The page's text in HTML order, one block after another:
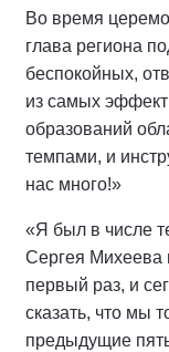
Во время
глава региона
беспокойных,
из самых
образований
темпами, и
нас много!»
«Я был в числе
Сергея Михеева
первый раз, и
сказать, что мы
предыдущие